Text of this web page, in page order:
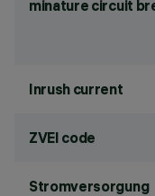
minature circuit
Inrush current
ZVEI code
Stromversorgung